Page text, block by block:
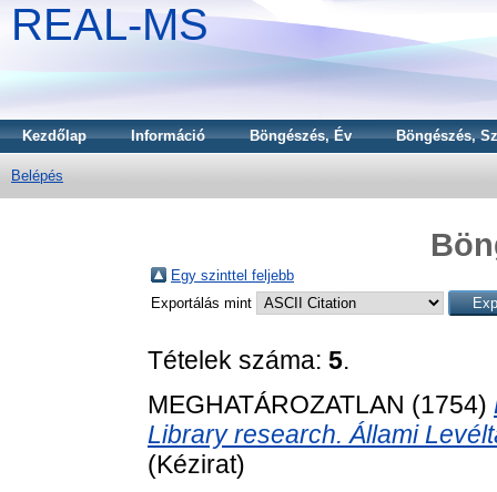
REAL-MS
Kezdőlap Információ Böngészés, Év Böngészés,
Belépés
Egy szinttel feljebb
Exportálás mint
Tételek száma: 5.
MEGHATÁROZATLAN (1754)
Library research. Állami
(Kézirat)